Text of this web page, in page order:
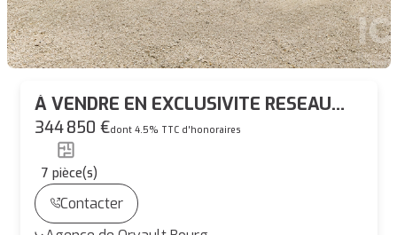
À VENDRE EN EXCLUSIVITE RESEAU
AMANDA ! MAISON 160 m², 5
CHAMBRES
344 850 €dont 4.5% TTC d'honoraires
7 pièce(s)
Contacter